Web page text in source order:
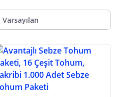
Varsayılan